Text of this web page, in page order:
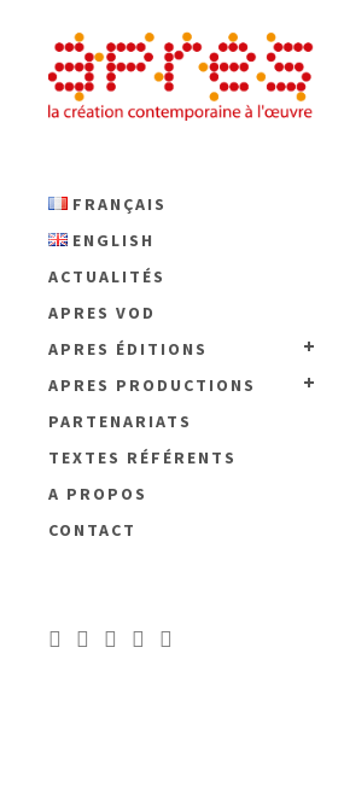
FRANÇAIS
ENGLISH
ACTUALITÉS
APRES VOD
APRES ÉDITIONS
APRES PRODUCTIONS
PARTENARIATS
TEXTES RÉFÉRENTS
A PROPOS
CONTACT